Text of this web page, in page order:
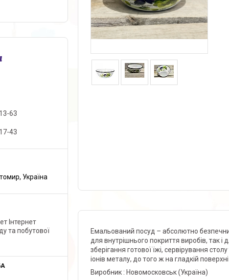
Емальований посуд – абсолютно
для внутрішнього покриття виробів, так
зберігання готової їжі, сервірування
іонів металу, до того ж на гладкій
Виробник : Новомосковськ (Україна)
63
43
Україна
Iнтернет
та побутової